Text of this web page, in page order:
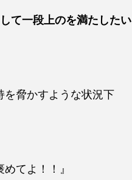
て一段上のを満たしたい
を脅かすような状況下
てよ！！』